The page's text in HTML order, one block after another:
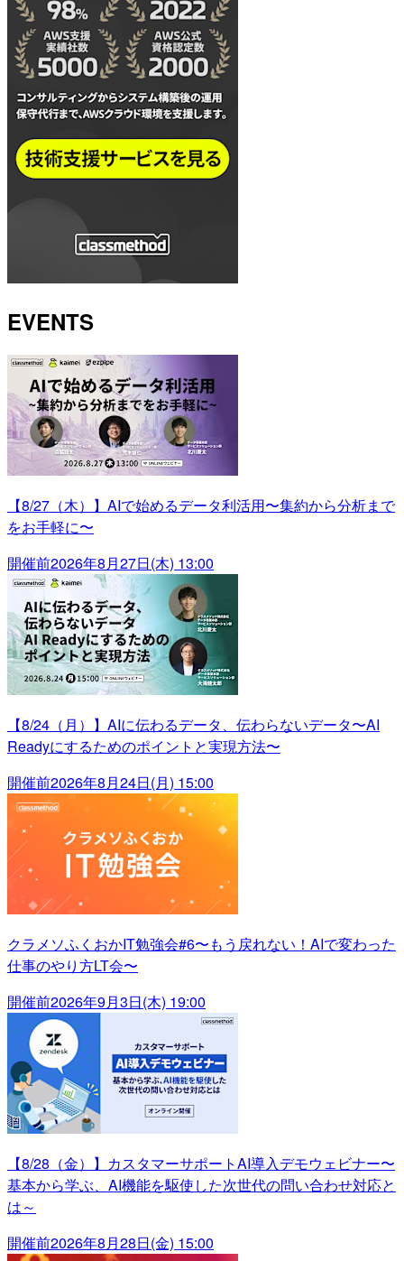
EVENTS
【8/27（木）】AIで始めるデータ利活用〜集約から分析まで
をお手軽に〜
開催前2026年8月27日(木) 13:00
【8/24（月）】AIに伝わるデータ、伝わらないデータ〜AI
Readyにするためのポイントと実現方法〜
開催前2026年8月24日(月) 15:00
クラメソふくおかIT勉強会#6〜もう戻れない！AIで変わった
仕事のやり方LT会〜
開催前2026年9月3日(木) 19:00
【8/28（金）】カスタマーサポートAI導入デモウェビナー〜
基本から学ぶ、AI機能を駆使した次世代の問い合わせ対応と
は～
開催前2026年8月28日(金) 15:00